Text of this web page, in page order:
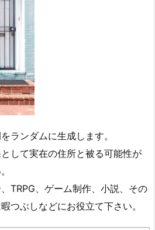
ランダムに生成します。
して実在の住所と被る可能性が
TRPG、ゲーム制作、小説、その
つぶしなどにお役立て下さい。